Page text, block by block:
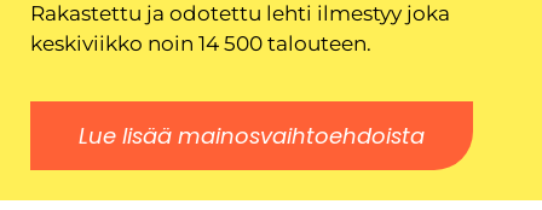
Rakastettu ja odotettu lehti ilmestyy joka
keskiviikko noin 14 500 talouteen.
Lue lisää mainosvaihtoehdoista